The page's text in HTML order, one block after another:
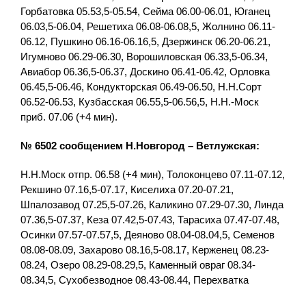
Горбатовка 05.53,5-05.54, Сейма 06.00-06.01, Юганец
06.03,5-06.04, Решетиха 06.08-06.08,5, Жолнино 06.11-
06.12, Пушкино 06.16-06.16,5, Дзержинск 06.20-06.21,
Игумново 06.29-06.30, Ворошиловская 06.33,5-06.34,
Авиабор 06.36,5-06.37, Доскино 06.41-06.42, Орловка
06.45,5-06.46, Кондукторская 06.49-06.50, Н.Н.Сорт
06.52-06.53, Кузбасская 06.55,5-06.56,5, Н.Н.-Моск
приб. 07.06 (+4 мин).
№ 6502 сообщением Н.Новгород – Ветлужская:
Н.Н.Моск отпр. 06.58 (+4 мин), Толоконцево 07.11-07.12,
Рекшино 07.16,5-07.17, Киселиха 07.20-07.21,
Шпалозавод 07.25,5-07.26, Каликино 07.29-07.30, Линда
07.36,5-07.37, Кеза 07.42,5-07.43, Тарасиха 07.47-07.48,
Осинки 07.57-07.57,5, Деяново 08.04-08.04,5, Семенов
08.08-08.09, Захарово 08.16,5-08.17, Керженец 08.23-
08.24, Озеро 08.29-08.29,5, Каменный овраг 08.34-
08.34,5, Сухобезводное 08.43-08.44, Перехватка